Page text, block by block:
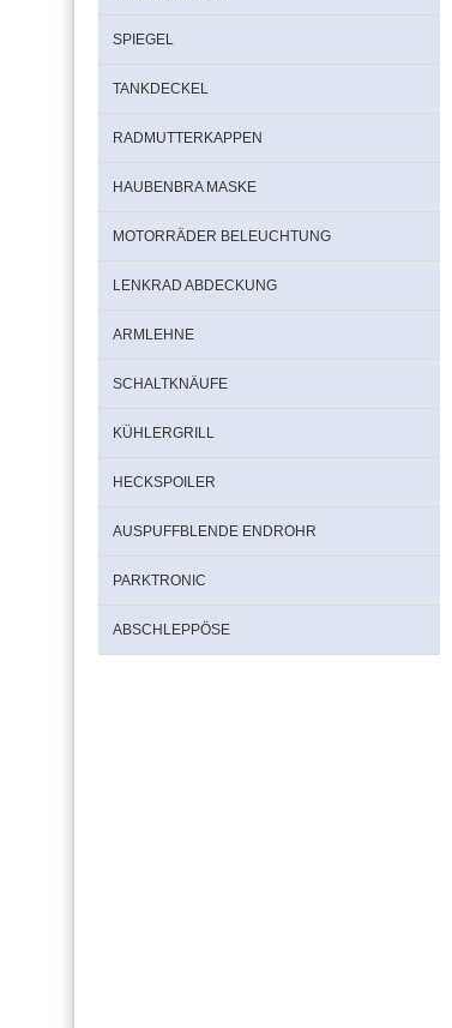
SPIEGEL
TANKDECKEL
RADMUTTERKAPPEN
HAUBENBRA MASKE
MOTORRÄDER BELEUCHTUNG
LENKRAD ABDECKUNG
ARMLEHNE
SCHALTKNÄUFE
KÜHLERGRILL
HECKSPOILER
AUSPUFFBLENDE ENDROHR
PARKTRONIC
ABSCHLEPPÖSE